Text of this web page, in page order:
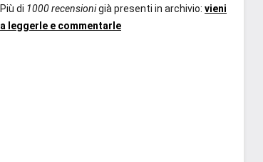
Più di 1000 recensionigià presenti in archivio: vieni
a leggerle e commentarle